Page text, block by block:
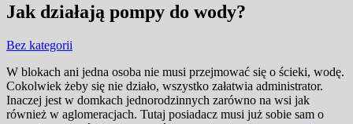
Jak działają pompy do wody?
Bez kategorii
W blokach ani jedna osoba nie musi przejmować się o ścieki, wodę.
Cokolwiek żeby się nie działo, wszystko załatwia administrator.
Inaczej jest w domkach jednorodzinnych zarówno na wsi jak
również w aglomeracjach. Tutaj posiadacz musi już sobie sam o